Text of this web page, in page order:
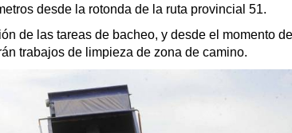
desde la rotonda de la ruta provincial 51.
de las tareas de bacheo, y desde el momento
trabajos de limpieza de zona de camino.